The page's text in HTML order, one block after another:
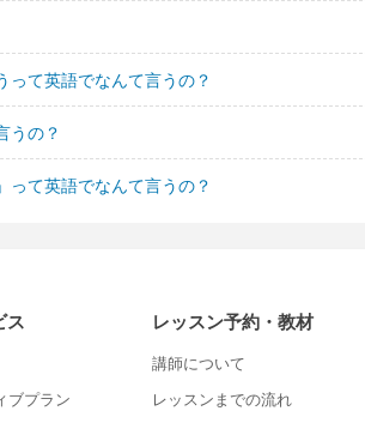
て英語でなんて言うの？
うの？
って英語でなんて言うの？
ス
ブプラン
レッスン予約・教材
講師について
レッスンまでの流れ